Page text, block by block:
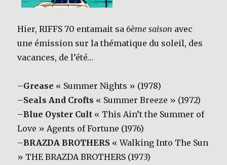
Hier, RIFFS 70 entamait sa6ème saison avec
une émission sur la thématique du soleil, des
vacances, de l’été…
–Grease « Summer Nights » (1978)
–Seals And Crofts « Summer Breeze » (1972)
–Blue Oyster Cult « This Ain’t the Summer of
Love » Agents of Fortune (1976)
–BRAZDA BROTHERS « Walking Into The Sun
» THE BRAZDA BROTHERS (1973)